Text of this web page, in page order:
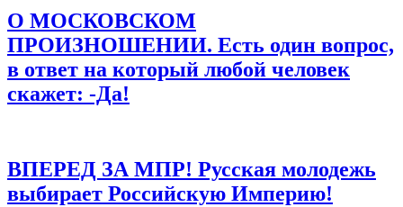
О МОСКОВСКОМ
ПРОИЗНОШЕНИИ. Есть один вопрос,
в ответ на который любой человек
скажет: -Да!
ВПЕРЕД ЗА МПР! Русская молодежь
выбирает Российскую Империю!